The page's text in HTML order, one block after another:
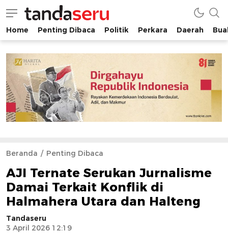
tandaseru.com | Penting Dibaca
tandaseru.com
Home Penting Dibaca Politik Perkara Daerah
Beranda Penting Dibaca
AJI Ternate Serukan Jurnalisme
Damai Terkait Konflik di
Halmahera Utara dan Halteng
Tandaseru
3 April 2026 12:19